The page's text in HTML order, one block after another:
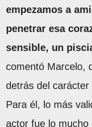
empezamos a
penetrar esa
sensible, un
comentó Marcelo,
detrás del carácter
Para él, lo más
actor fue lo